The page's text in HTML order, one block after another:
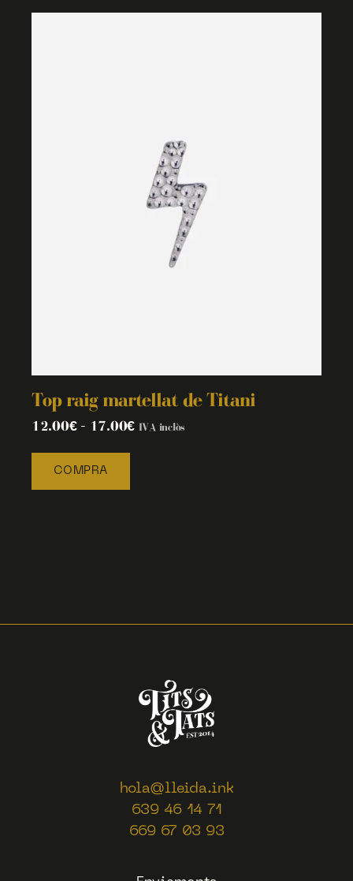
Top raig martellat de Titani
12.00€– 17.00€ IVA inclòs
COMPRA
hola@lleida.ink
639 46 14 71
669 67 03 93